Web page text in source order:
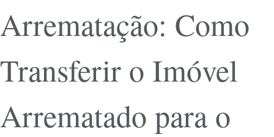
Arrematação: Como
Transferir o Imóvel
Arrematado para o